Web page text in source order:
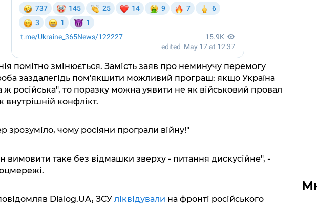
помітно змінюється. Замість заяв про неминучу перемогу
заздалегідь пом'якшити можливий програш: якщо Україна
ж російська", то поразку можна уявити не як військовий провал
внутрішній конфлікт.
зрозуміло, чому росіяни програли війну!"
вимовити таке без відмашки зверху - питання дискусійне", -
Dialog.UA, ЗСУ ліквідували на фронті російського